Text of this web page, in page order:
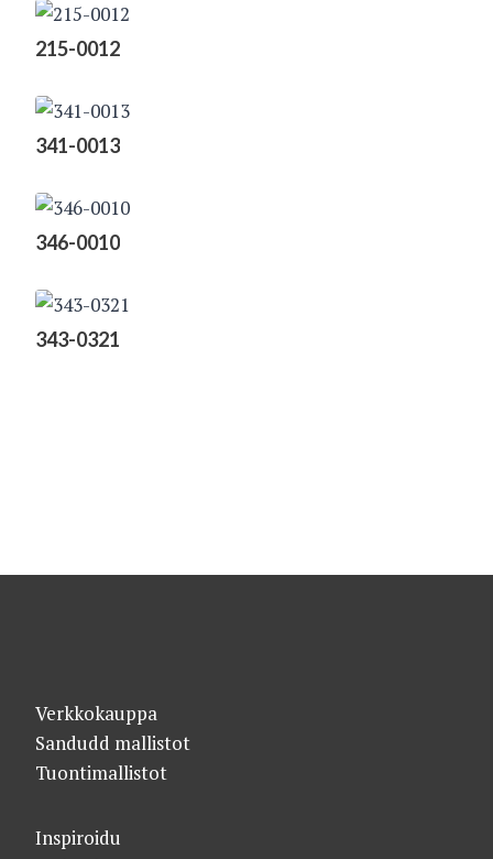
215-0012
341-0013
346-0010
343-0321
Verkkokauppa
Sandudd mallistot
Tuontimallistot
Inspiroidu